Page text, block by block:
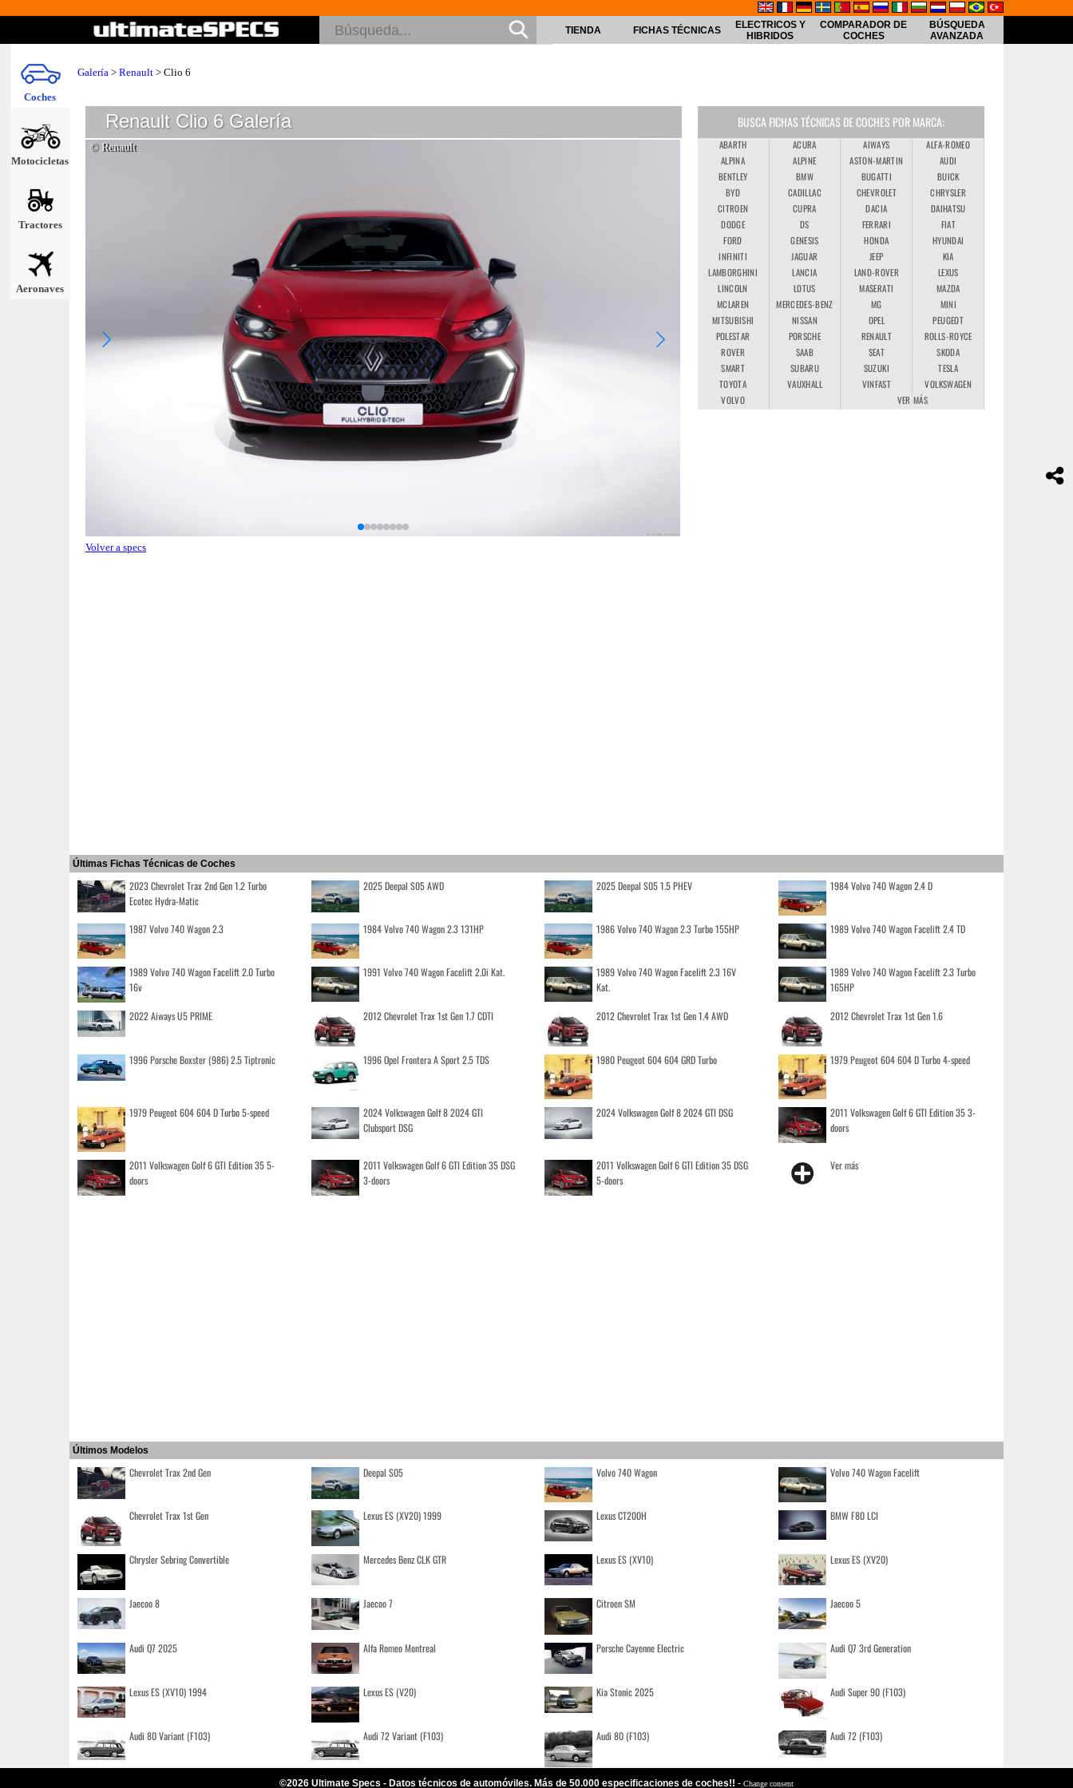
Coches
Motocicletas
Tractores
Aeronaves
TIENDA FICHAS TÉCNICAS
ELECTRICOS Y
HIBRIDOS
COMPARADOR DE
COCHES
BÚSQUEDA
AVANZADA
Galería > Renault > Clio 6
Renault Clio 6 Galería
© Renault © Renault
Volver a specs
BUSCA FICHAS TÉCNICAS DE COCHES POR MARCA:
ABARTH ACURA AIWAYS
ALFA-ROMEO
ALPINA
ALPINE ASTON-MARTIN
AUDI
BENTLEY
BMW BUGATTI
BUICK
BYD
CADILLAC CHEVROLET
CHRYSLER
CITROEN
CUPRA DACIA
DAIHATSU
DODGE
DS FERRARI
FIAT
FORD
GENESIS HONDA
HYUNDAI
INFINITI
JAGUAR JEEP
KIA
LAMBORGHINI
LANCIA LAND-ROVER
LEXUS
LINCOLN
LOTUS MASERATI
MAZDA
MCLAREN
MERCEDES-BENZ MG
MINI
MITSUBISHI
NISSAN OPEL
PEUGEOT
POLESTAR
PORSCHE RENAULT
ROLLS-ROYCE
ROVER
SAAB SEAT
SKODA
SMART
SUBARU SUZUKI
TESLA
TOYOTA
VAUXHALL VINFAST
VOLKSWAGEN
VOLVO
VER MÁS
Últimas Fichas Técnicas de Coches
2023 Chevrolet Trax 2nd Gen 1.2 Turbo
Ecotec Hydra-Matic
2025 Deepal S05 AWD 2025 Deepal S05 1.5 PHEV 1984 Volvo 740 Wagon 2.4 D
1987 Volvo 740 Wagon 2.3 1984 Volvo 740 Wagon 2.3 131HP 1986 Volvo 740 Wagon 2.3 Turbo 155HP 1989 Volvo 740 Wagon Facelift 2.4 TD
1989 Volvo 740 Wagon Facelift 2.0 Turbo
16v
1991 Volvo 740 Wagon Facelift 2.0i Kat.
1989 Volvo 740 Wagon Facelift 2.3 16V
Kat.
1989 Volvo 740 Wagon Facelift 2.3 Turbo
165HP
2022 Aiways U5 PRIME 2012 Chevrolet Trax 1st Gen 1.7 CDTI 2012 Chevrolet Trax 1st Gen 1.4 AWD 2012 Chevrolet Trax 1st Gen 1.6
1996 Porsche Boxster (986) 2.5 Tiptronic 1996 Opel Frontera A Sport 2.5 TDS 1980 Peugeot 604 604 GRD Turbo 1979 Peugeot 604 604 D Turbo 4-speed
1979 Peugeot 604 604 D Turbo 5-speed
2024 Volkswagen Golf 8 2024 GTI
Clubsport DSG
2024 Volkswagen Golf 8 2024 GTI DSG
2011 Volkswagen Golf 6 GTI Edition 35 3-
doors
2011 Volkswagen Golf 6 GTI Edition 35 5-
doors
2011 Volkswagen Golf 6 GTI Edition 35 DSG
3-doors
2011 Volkswagen Golf 6 GTI Edition 35 DSG
5-doors
Ver más
Últimos Modelos
Chevrolet Trax 2nd Gen Deepal S05 Volvo 740 Wagon Volvo 740 Wagon Facelift
Chevrolet Trax 1st Gen Lexus ES (XV20) 1999 Lexus CT200H BMW F80 LCI
Chrysler Sebring Convertible Mercedes Benz CLK GTR Lexus ES (XV10) Lexus ES (XV20)
Jaecoo 8 Jaecoo 7 Citroen SM Jaecoo 5
Audi Q7 2025 Alfa Romeo Montreal Porsche Cayenne Electric Audi Q7 3rd Generation
Lexus ES (XV10) 1994 Lexus ES (V20) Kia Stonic 2025 Audi Super 90 (F103)
Audi 80 Variant (F103) Audi 72 Variant (F103) Audi 80 (F103) Audi 72 (F103)
©2026 Ultimate Specs - Datos técnicos de automóviles. Más de 50.000 especificaciones de coches!! - Change consent